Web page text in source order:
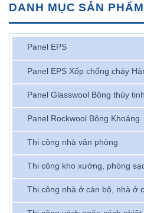
DANH MỤC SẢN PHẨM
Panel EPS
Panel EPS Xốp chống cháy
Panel Glasswool Bông thủy tinh
Panel Rockwool Bông Khoáng
Thi công nhà văn phòng
Thi công kho xưởng, phòng
Thi công nhà ở cán bộ, nhà ở